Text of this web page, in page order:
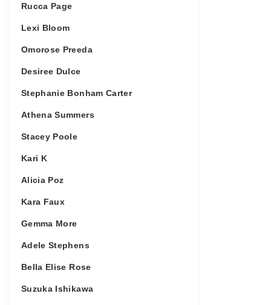
Rucca Page
Lexi Bloom
Omorose Preeda
Desiree Dulce
Stephanie Bonham Carter
Athena Summers
Stacey Poole
Kari K
Alicia Poz
Kara Faux
Gemma More
Adele Stephens
Bella Elise Rose
Suzuka Ishikawa